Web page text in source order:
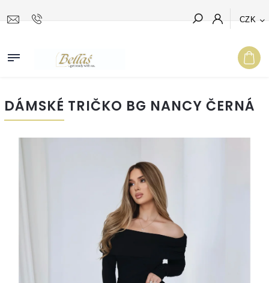
CZK
Hledat
DÁMSKÉ TRIČKO BG NANCY ČERNÁ